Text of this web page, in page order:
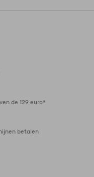
de 129 euro*
betalen